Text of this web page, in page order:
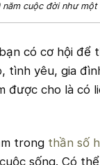
năm cuộc đời như
có cơ hội
tình yêu, gia
được cho là có
trong thần số
sống. Có